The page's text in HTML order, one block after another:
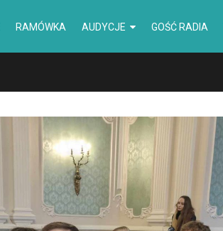
RAMÓWKA AUDYCJE GOŚĆ RADIA